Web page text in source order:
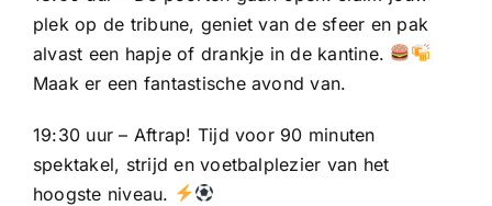
plek op de tribune, geniet van de sfeer en pak
alvast een hapje of drankje in de kantine.
Maak er een fantastische avond van.
19:30 uur – Aftrap! Tijd voor 90 minuten
spektakel, strijd en voetbalplezier van het
hoogste niveau.